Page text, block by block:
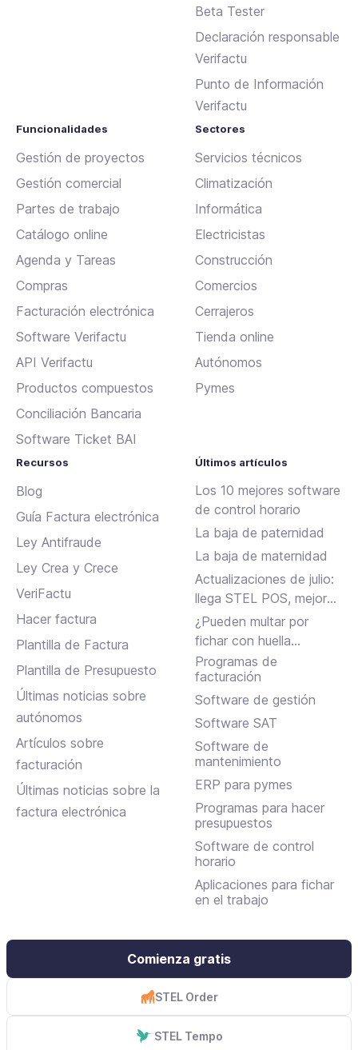
Beta Tester
Declaración responsable
Verifactu
Punto de Información
Verifactu
Funcionalidades
Gestión de proyectos
Gestión comercial
Partes de trabajo
Catálogo online
Agenda y Tareas
Compras
Facturación electrónica
Software Verifactu
API Verifactu
Productos compuestos
Conciliación Bancaria
Software Ticket BAI
Sectores
Servicios técnicos
Climatización
Informática
Electricistas
Construcción
Comercios
Cerrajeros
Tienda online
Autónomos
Pymes
Recursos
Blog
Guía Factura electrónica
Ley Antifraude
Ley Crea y Crece
VeriFactu
Hacer factura
Plantilla de Factura
Plantilla de Presupuesto
Últimas noticias sobre
autónomos
Artículos sobre
facturación
Últimas noticias sobre la
factura electrónica
Últimos artículos
Los 10 mejores software
de control horario
La baja de paternidad
La baja de maternidad
Actualizaciones de julio:
llega STEL POS, mejoras
en Assistant, albaranes
en Inbox y más
¿Pueden multar por
fichar con huella
dactilar?
Programas de
facturación
Software de gestión
Software SAT
Software de
mantenimiento
ERP para pymes
Programas para hacer
presupuestos
Software de control
horario
Aplicaciones para fichar
en el trabajo
Comienza gratis
STEL Order
STEL Tempo